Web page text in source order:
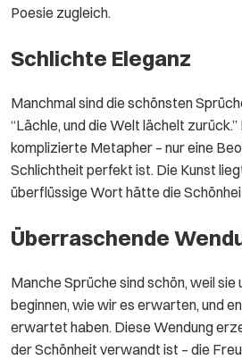
Poesie zugleich.
Schlichte Eleganz
Manchmal sind die schönsten
“Lächle, und die Welt lächelt
komplizierte Metapher – nur eine
Schlichtheit perfekt ist. Die Kunst
überflüssige Wort hätte die
Überraschende
Manche Sprüche sind schön, weil sie
beginnen, wie wir es erwarten, und
erwartet haben. Diese Wendung
der Schönheit verwandt ist – die